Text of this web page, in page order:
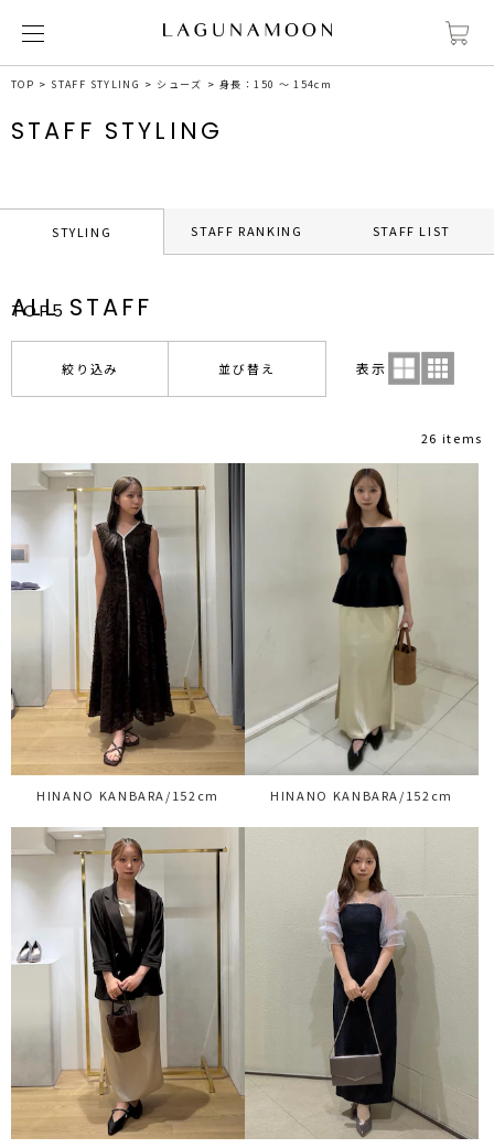
TOP STAFF STYLING シューズ 身長：150 ～ 154cm
STAFF STYLING
STYLING STAFF RANKING STAFF LIST
TOP5
ALL STAFF
絞り込み 並び替え 表示
26 items
HINANO KANBARA/152cm HINANO KANBARA/152cm